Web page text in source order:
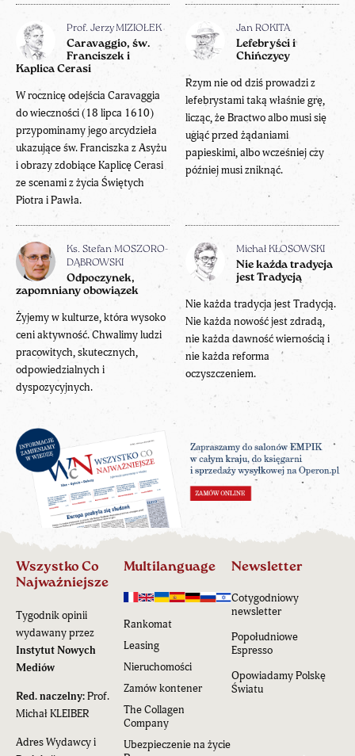
Prof. Jerzy MIZIOŁEK
Caravaggio, św.
Franciszek i
Kaplica Cerasi
W rocznicę odejścia Caravaggia
do wieczności (18 lipca 1610)
przypominamy jego arcydzieła
ukazujące św. Franciszka z Asyżu
i obrazy zdobiące Kaplicę Cerasi
ze scenami z życia Świętych
Piotra i Pawła.
Jan ROKITA
Lefebryści i
Chińczycy
Rzym nie od dziś prowadzi z
lefebrystami taką właśnie grę,
licząc, że Bractwo albo musi się
ugiąć przed żądaniami
papieskimi, albo wcześniej czy
później musi zniknąć.
Ks. Stefan MOSZORO-
DĄBROWSKI
Odpoczynek,
zapomniany obowiązek
Żyjemy w kulturze, która wysoko
ceni aktywność. Chwalimy ludzi
pracowitych, skutecznych,
odpowiedzialnych i
dyspozycyjnych.
Michał KŁOSOWSKI
Nie każda tradycja
jest Tradycją
Nie każda tradycja jest Tradycją.
Nie każda nowość jest zdradą,
nie każda dawność wiernością i
nie każda reforma
oczyszczeniem.
Wszystko Co
Najważniejsze
Tygodnik opinii
wydawany przez
Instytut Nowych
Mediów
Red. naczelny:Prof.
Michał KLEIBER
Adres Wydawcy i
Multilanguage
Rankomat
Leasing
Nieruchomości
Zamów kontener
The Collagen
Company
Ubezpieczenie na życie
Newsletter
Cotygodniowy
newsletter
Popołudniowe
Espresso
Opowiadamy Polskę
Światu